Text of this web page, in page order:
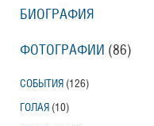
БИОГРАФИЯ
ФОТОГРАФИИ (86)
СОБЫТИЯ (126)
ГОЛАЯ (10)